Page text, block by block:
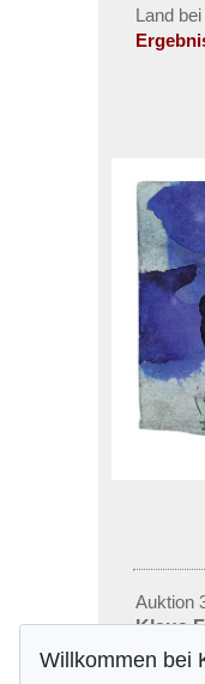
Land
Auktion
Klaus
Blumen,
Willkommen bei